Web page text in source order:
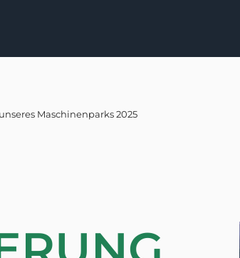
Maschinenparks 2025